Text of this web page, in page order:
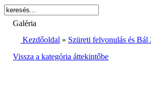
Galéria
Kezdőoldal » Szüreti felvonulás és Bál
Vissza a kategória áttekintőbe